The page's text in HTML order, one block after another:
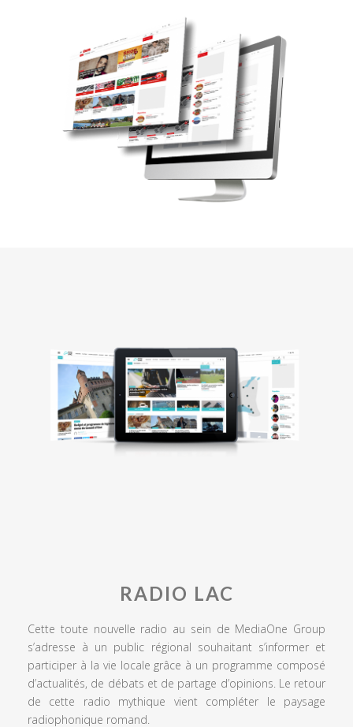
RADIO LAC
Cette toute nouvelle radio au sein de MediaOne Group
s’adresse à un public régional souhaitant s’informer et
participer à la vie locale grâce à un programme composé
d’actualités, de débats et de partage d’opinions. Le retour
de cette radio mythique vient compléter le paysage
radiophonique romand.